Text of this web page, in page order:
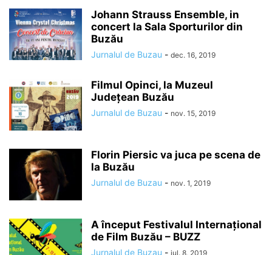
Johann Strauss Ensemble, in
concert la Sala Sporturilor din
Buzău
Jurnalul de Buzau - dec. 16, 2019
Filmul Opinci, la Muzeul
Județean Buzău
Jurnalul de Buzau - nov. 15, 2019
Florin Piersic va juca pe scena de
la Buzău
Jurnalul de Buzau - nov. 1, 2019
A început Festivalul Internaţional
de Film Buzău – BUZZ
Jurnalul de Buzau - iul. 8, 2019